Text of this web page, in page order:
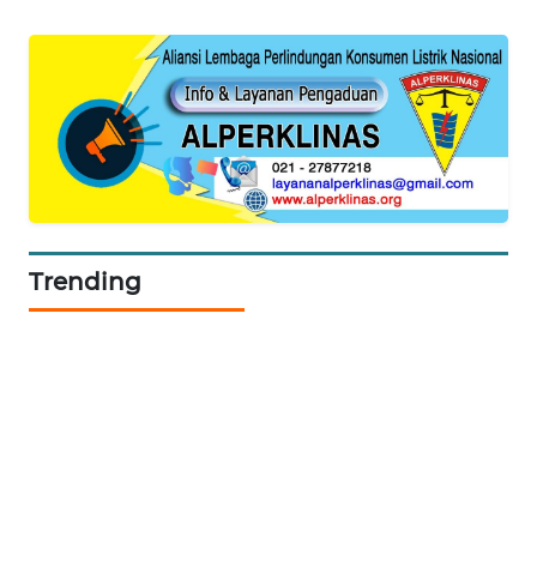
Trending
ID
MARTABAT
NET
PLN
WATCH